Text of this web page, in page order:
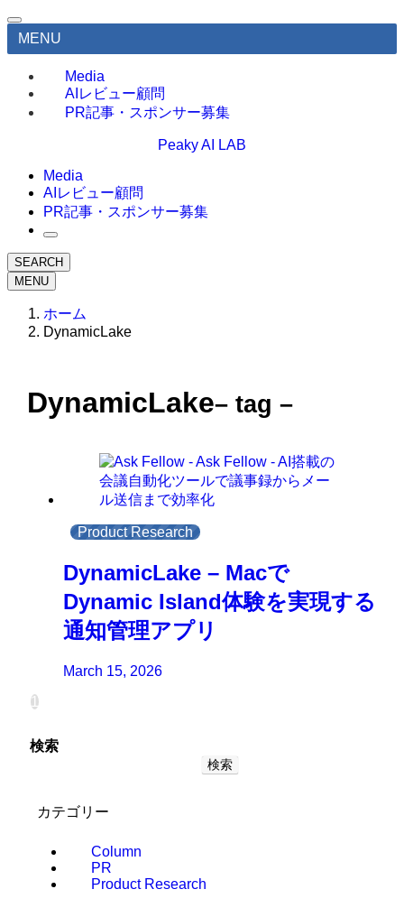
MENU
Media
AIレビュー顧問
PR記事・スポンサー募集
Peaky AI LAB
Media
AIレビュー顧問
PR記事・スポンサー募集
SEARCH
MENU
ホーム
DynamicLake
DynamicLake– tag –
Product Research
DynamicLake – Macで
Dynamic Island体験を実現する
通知管理アプリ
March 15, 2026
1
検索
検索
カテゴリー
Column
PR
Product Research